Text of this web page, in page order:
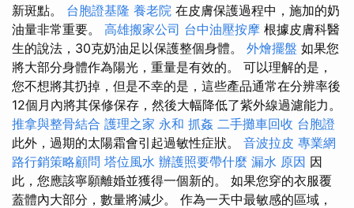
新斑點。 台胞證基隆 養老院 在皮膚保護過程中，施加的奶
油量非常重要。 高雄搬家公司 台中油壓按摩 根據皮膚科醫
生的說法，30克奶油足以保護整個身體。 外燴擺盤 如果您
將大部分身體作為陽光，重量是有效的。 可以理解的是，
您不想將其扔掉，但是不幸的是，這些產品通常在分辨率後
12個月內將其保修保存，然後大幅降低了紫外線過濾能力。
推拿與整骨結合 護理之家 永和 抓姦 二手攤車回收 台胞證
此外，過期的太陽霜會引起過敏性症狀。 音波拉皮 專業網
路行銷策略顧問 塔位風水 辦護照要帶什麼 漏水 原因 因
此，您應該寧願離婚並獲得一個新的。 如果您穿的衣服覆
蓋體內大部分，數量將減少。 作為一天中最敏感的區域，